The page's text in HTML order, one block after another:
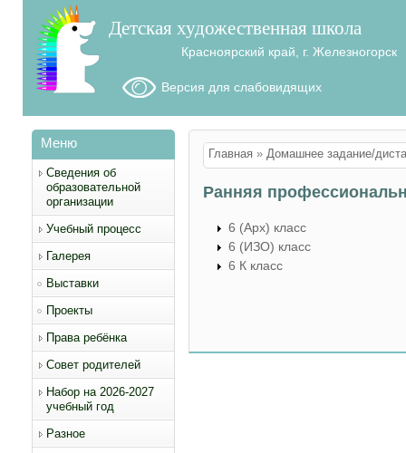
Детская художественная школа
Красноярский край, г. Железногорск
Версия для слабовидящих
Меню
Сведения об
образовательной
организации
Учебный процесс
Галерея
Выставки
Проекты
Права ребёнка
Совет родителей
Набор на 2026-2027
учебный год
Разное
Вы здесь
Главная » Домашнее задание/
Ранняя
6 (Арх) класс
6 (ИЗО) класс
6 К класс